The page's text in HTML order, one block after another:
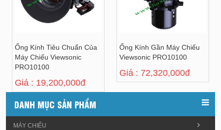
Ống Kính Tiêu Chuẩn Của
Máy Chiếu Viewsonic
PRO10100
Giá : 19,200,000đ
Ống Kính Gần Máy Chiếu
Viewsonic PRO10100
Giá : 72,320,000đ
DANH MỤC SẢN PHẨM
MÁY CHIẾU